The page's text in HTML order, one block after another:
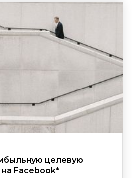
целевую
Facebook*